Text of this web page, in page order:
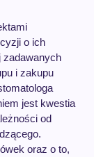
o ich
zadawanych
i zakupu
jest kwestia
od
oraz o to,